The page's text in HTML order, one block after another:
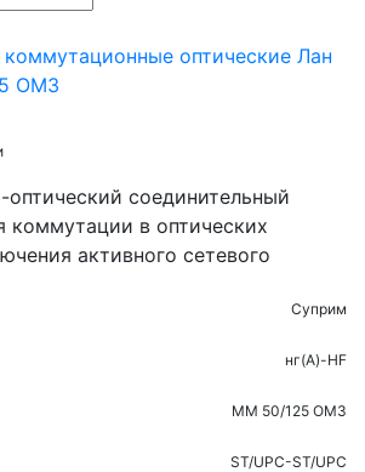
оптические Лан
OM3
соединительный
коммутации в оптических
активного сетевого
Суприм
нг(A)-HF
MM 50/125 OM3
ST/UPC-ST/UPC